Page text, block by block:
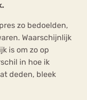
zo bedoelden,
Waarschijnlijk
is om zo op
in hoe ik
deden, bleek